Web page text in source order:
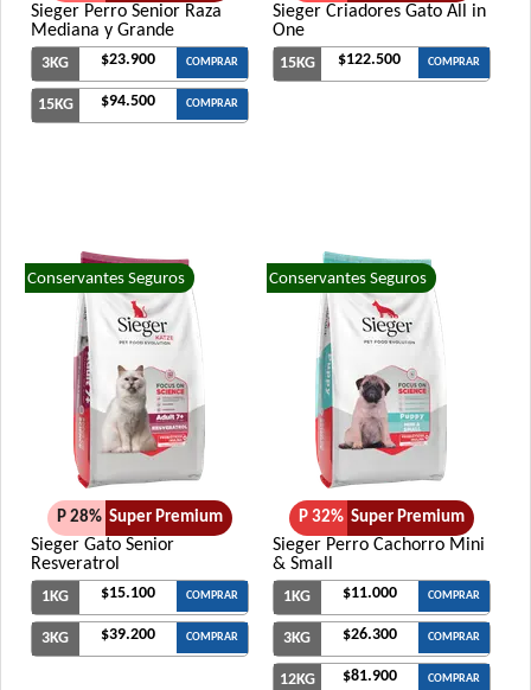
Sieger Perro Senior Raza
Mediana y Grande
3KG $23.900 COMPRAR
15KG $94.500 COMPRAR
Sieger Criadores Gato All in
One
15KG $122.500 COMPRAR
Conservantes Seguros
P 28% Super Premium
Sieger Gato Senior
Resveratrol
1KG $15.100 COMPRAR
3KG $39.200 COMPRAR
Conservantes Seguros
P 32% Super Premium
Sieger Perro Cachorro Mini
& Small
1KG $11.000 COMPRAR
3KG $26.300 COMPRAR
12KG $81.900 COMPRAR